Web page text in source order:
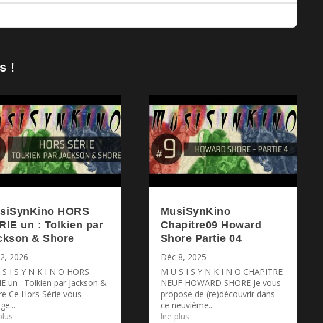
!
HORS
un : Tolkien par
& Shore
2026
I S Y N K I N O HORS
un : Tolkien par Jackson &
Ce Hors-Série vous
MusiSynKino
Chapitre09 Howard
Shore Partie 04
Déc 8, 2025
M U S I S Y N K I N O CHAPITRE
NEUF HOWARD SHORE Je vous
propose de (re)découvrir dans
ce neuvième...
lire plus